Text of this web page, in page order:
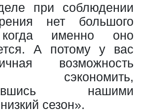
при соблюдении
нет большого
когда именно оно
А потому у вас
возможность
сэкономить,
нашими
сезон».